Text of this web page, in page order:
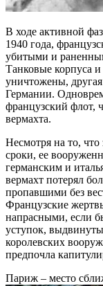
В ходе активной
1940 года,
убитыми и
Танковые корпуса
уничтожены,
Германии.
французский флот,
вермахта.
Несмотря на то,
сроки, ее
германским и
вермахт потерял
пропавшими без
Французские
напрасными, если
уступок,
королевских
предпочла
Париж – место